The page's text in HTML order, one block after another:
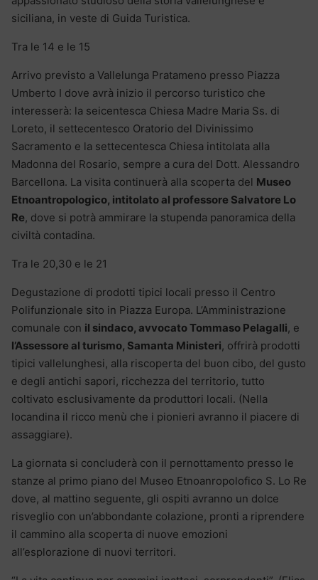
siciliana, in veste di Guida Turistica.
Tra le 14 e le 15
Arrivo previsto a Vallelunga Pratameno presso Piazza
Umberto I dove avrà inizio il percorso turistico che
interesserà: la seicentesca Chiesa Madre Maria Ss. di
Loreto, il settecentesco Oratorio del Divinissimo
Sacramento e la settecentesca Chiesa intitolata alla
Madonna del Rosario, sempre a cura del Dott. Alessandro
Barcellona. La visita continuerà alla scoperta del Museo
Etnoantropologico, intitolato al professore Salvatore Lo
Re, dove si potrà ammirare la stupenda panoramica della
civiltà contadina.
Tra le 20,30 e le 21
Degustazione di prodotti tipici locali presso il Centro
Polifunzionale sito in Piazza Europa. L’Amministrazione
comunale con il sindaco, avvocato Tommaso Pelagalli, e
l’Assessore al turismo, Samanta Ministeri, offrirà prodotti
tipici vallelunghesi, alla riscoperta del buon cibo, del gusto
e degli antichi sapori, ricchezza del territorio, tutto
coltivato esclusivamente da produttori locali. (Nella
locandina il ricco menù che i pionieri avranno il piacere di
assaggiare).
La giornata si concluderà con il pernottamento presso le
stanze al primo piano del Museo Etnoanropolofico S. Lo Re
dove, al mattino seguente, gli ospiti avranno un dolce
risveglio con un’abbondante colazione, pronti a riprendere
il cammino alla scoperta di nuove emozioni
all’esplorazione di nuovi territori.